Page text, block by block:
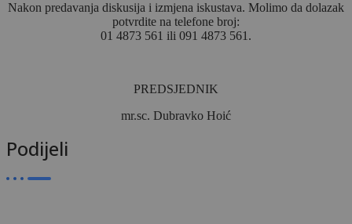
Nakon predavanja diskusija i izmjena iskustava. Molimo da dolazak
potvrdite na telefone broj:
01 4873 561 ili 091 4873 561.
PREDSJEDNIK
mr.sc. Dubravko Hoić
Podijeli